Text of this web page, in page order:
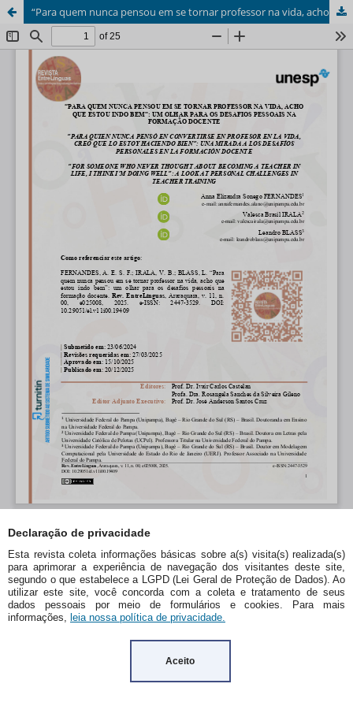
Declaração de privacidade
Esta revista coleta informações básicas sobre a(s) visita(s) realizada(s)
para aprimorar a experiência de navegação dos visitantes deste site,
segundo o que estabelece a LGPD (Lei Geral de Proteção de Dados). Ao
utilizar este site, você concorda com a coleta e tratamento de seus
dados pessoais por meio de formulários e cookies. Para mais
informações, leia nossa política de privacidade.
Aceito
“Para quem nunca pensou em se tornar professor na vida, acho que estou indo bem”